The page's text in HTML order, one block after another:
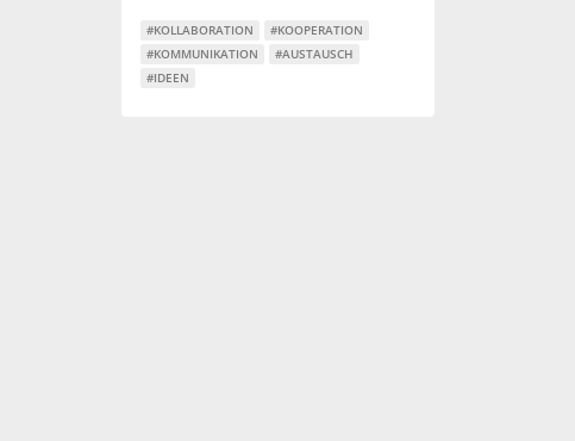
#KOLLABORATION
#KOOPERATION
#KOMMUNIKATION
#AUSTAUSCH
#IDEEN